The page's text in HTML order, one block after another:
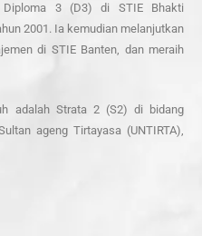
Diploma 3 (D3) di STIE Bhakti
2001. Ia kemudian melanjutkan
di STIE Banten, dan meraih
adalah Strata 2 (S2) di bidang
ageng Tirtayasa (UNTIRTA),